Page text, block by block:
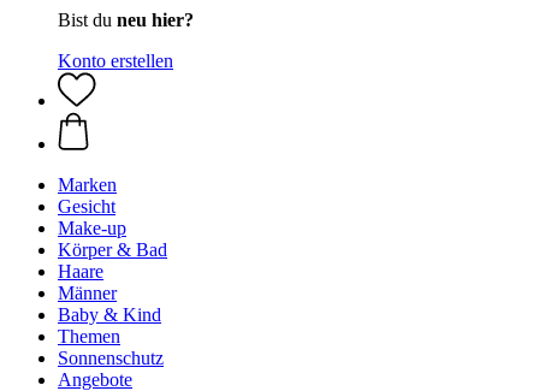
Bist du neu hier?
Konto erstellen
Marken
Gesicht
Make-up
Körper & Bad
Haare
Männer
Baby & Kind
Themen
Sonnenschutz
Angebote